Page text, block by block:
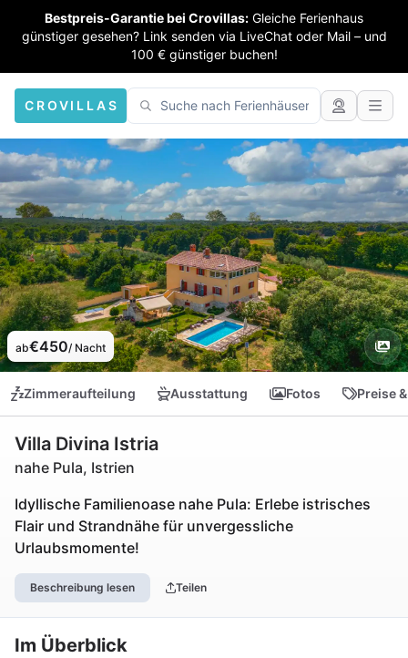
Bestpreis-Garantie bei Crovillas: Gleiche Ferienhaus
günstiger gesehen? Link senden via LiveChat oder Mail – und
100 € günstiger buchen!
CROVILLAS
ab€450/ Nacht
Zimmeraufteilung Ausstattung Fotos Preise
Villa Divina Istria
nahe Pula, Istrien
Idyllische Familienoase nahe Pula: Erlebe istrisches
Flair und Strandnähe für unvergessliche
Urlaubsmomente!
Beschreibung lesen Teilen
Im Überblick